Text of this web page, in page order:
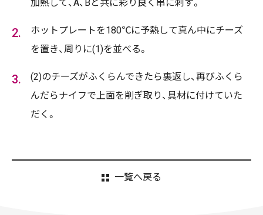
加熱して、A、Bと共に彩り良く串に刺す。
ホットプレートを180℃に予熱して真ん中にチーズ
を置き、周りに(1)を並べる。
(2)のチーズがふくらんできたら裏返し、再びふくら
んだらナイフで上面を削ぎ取り、具材に付けていた
だく。
一覧へ戻る